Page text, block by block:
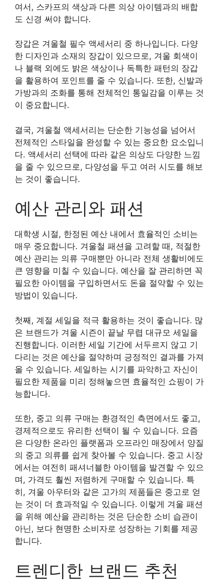
여서, 스카프의 색상과 다른 의상 아이템과의 배합
도 신경 써야 합니다.
장갑은 겨울철 필수 액세서리 중 하나입니다. 다양
한 디자인과 소재의 장갑이 있으므로, 겨울 회색이
나 블랙 외에도 밝은 색상이나 독특한 패턴의 장갑
을 활용하여 포인트를 줄 수 있습니다. 또한, 신발과
가방과의 조화를 통해 전체적인 통일감을 이루는 것
이 중요합니다.
결국, 겨울철 액세서리는 단순한 기능성을 넘어서
전체적인 스타일을 완성할 수 있는 중요한 요소입니
다. 액세서리 선택에 따라 같은 의상도 다양한 느낌
을 줄 수 있으므로, 다양성을 두고 여러 시도를 해보
는 것이 좋습니다.
예산 관리와 패션
대학생 시절, 한정된 예산 내에서 효율적인 소비는
매우 중요합니다. 겨울철 패션을 고려할 때, 적절한
예산 관리는 의류 구매뿐만 아니라 전체 생활비에도
큰 영향을 미칠 수 있습니다. 예산을 잘 관리하면 꼭
필요한 아이템을 구입하면서도 돈을 절약할 수 있는
방법이 있습니다.
첫째, 계절 세일을 적극 활용하는 것이 좋습니다. 많
은 브랜드가 겨울 시즌이 끝날 무렵 대규모 세일을
진행합니다. 이러한 세일 기간에 서두르지 않고 기
다리는 것은 예산을 절약하며 긍정적인 결과를 가져
올 수 있습니다. 세일하는 시기를 파악하고 자신이
필요한 제품을 미리 정해놓으면 효율적인 쇼핑이 가
능합니다.
또한, 중고 의류 구매는 환경적인 측면에서도 좋고,
경제적으로도 유리한 선택이 될 수 있습니다. 요즘
은 다양한 온라인 플랫폼과 오프라인 매장에서 양질
의 중고 의류를 쉽게 찾아볼 수 있습니다. 중고 시장
에서는 여전히 패셔너블한 아이템을 발견할 수 있으
며, 가격도 훨씬 저렴하게 구매할 수 있습니다. 특
히, 겨울 아우터와 같은 고가의 제품들은 중고로 얻
는 것이 더 효과적일 수 있습니다. 이렇게 겨울 패션
을 위해 예산을 관리하는 것은 단순한 소비 습관이
아닌, 보다 현명한 소비자로 성장하는 기회를 제공
합니다.
트렌디한 브랜드 추천